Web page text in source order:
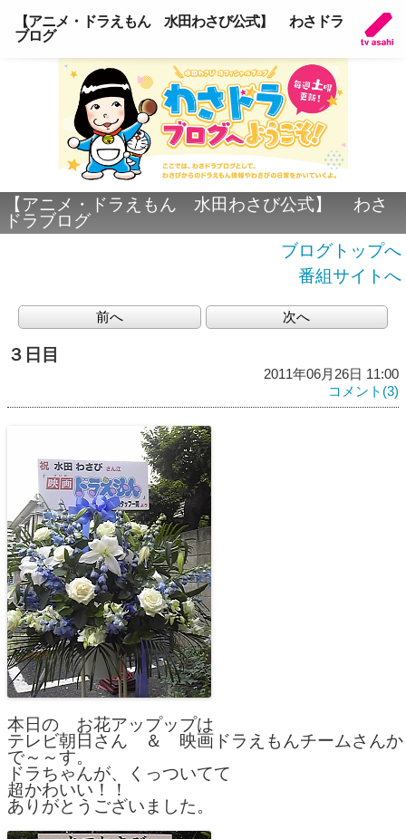
【アニメ・ドラえもん 水田わさび公式】 わさドラ
ブログ
【アニメ・ドラえもん 水田わさび公式】 わさ
ドラブログ
ブログトップへ
番組サイトへ
前へ 次へ
３日目
2011年06月26日 11:00
コメント(3)
本日の　お花アップップは
テレビ朝日さん　＆　映画ドラえもんチームさん
で～～す。
ドラちゃんが、くっついてて
超かわいい！！
ありがとうございました。